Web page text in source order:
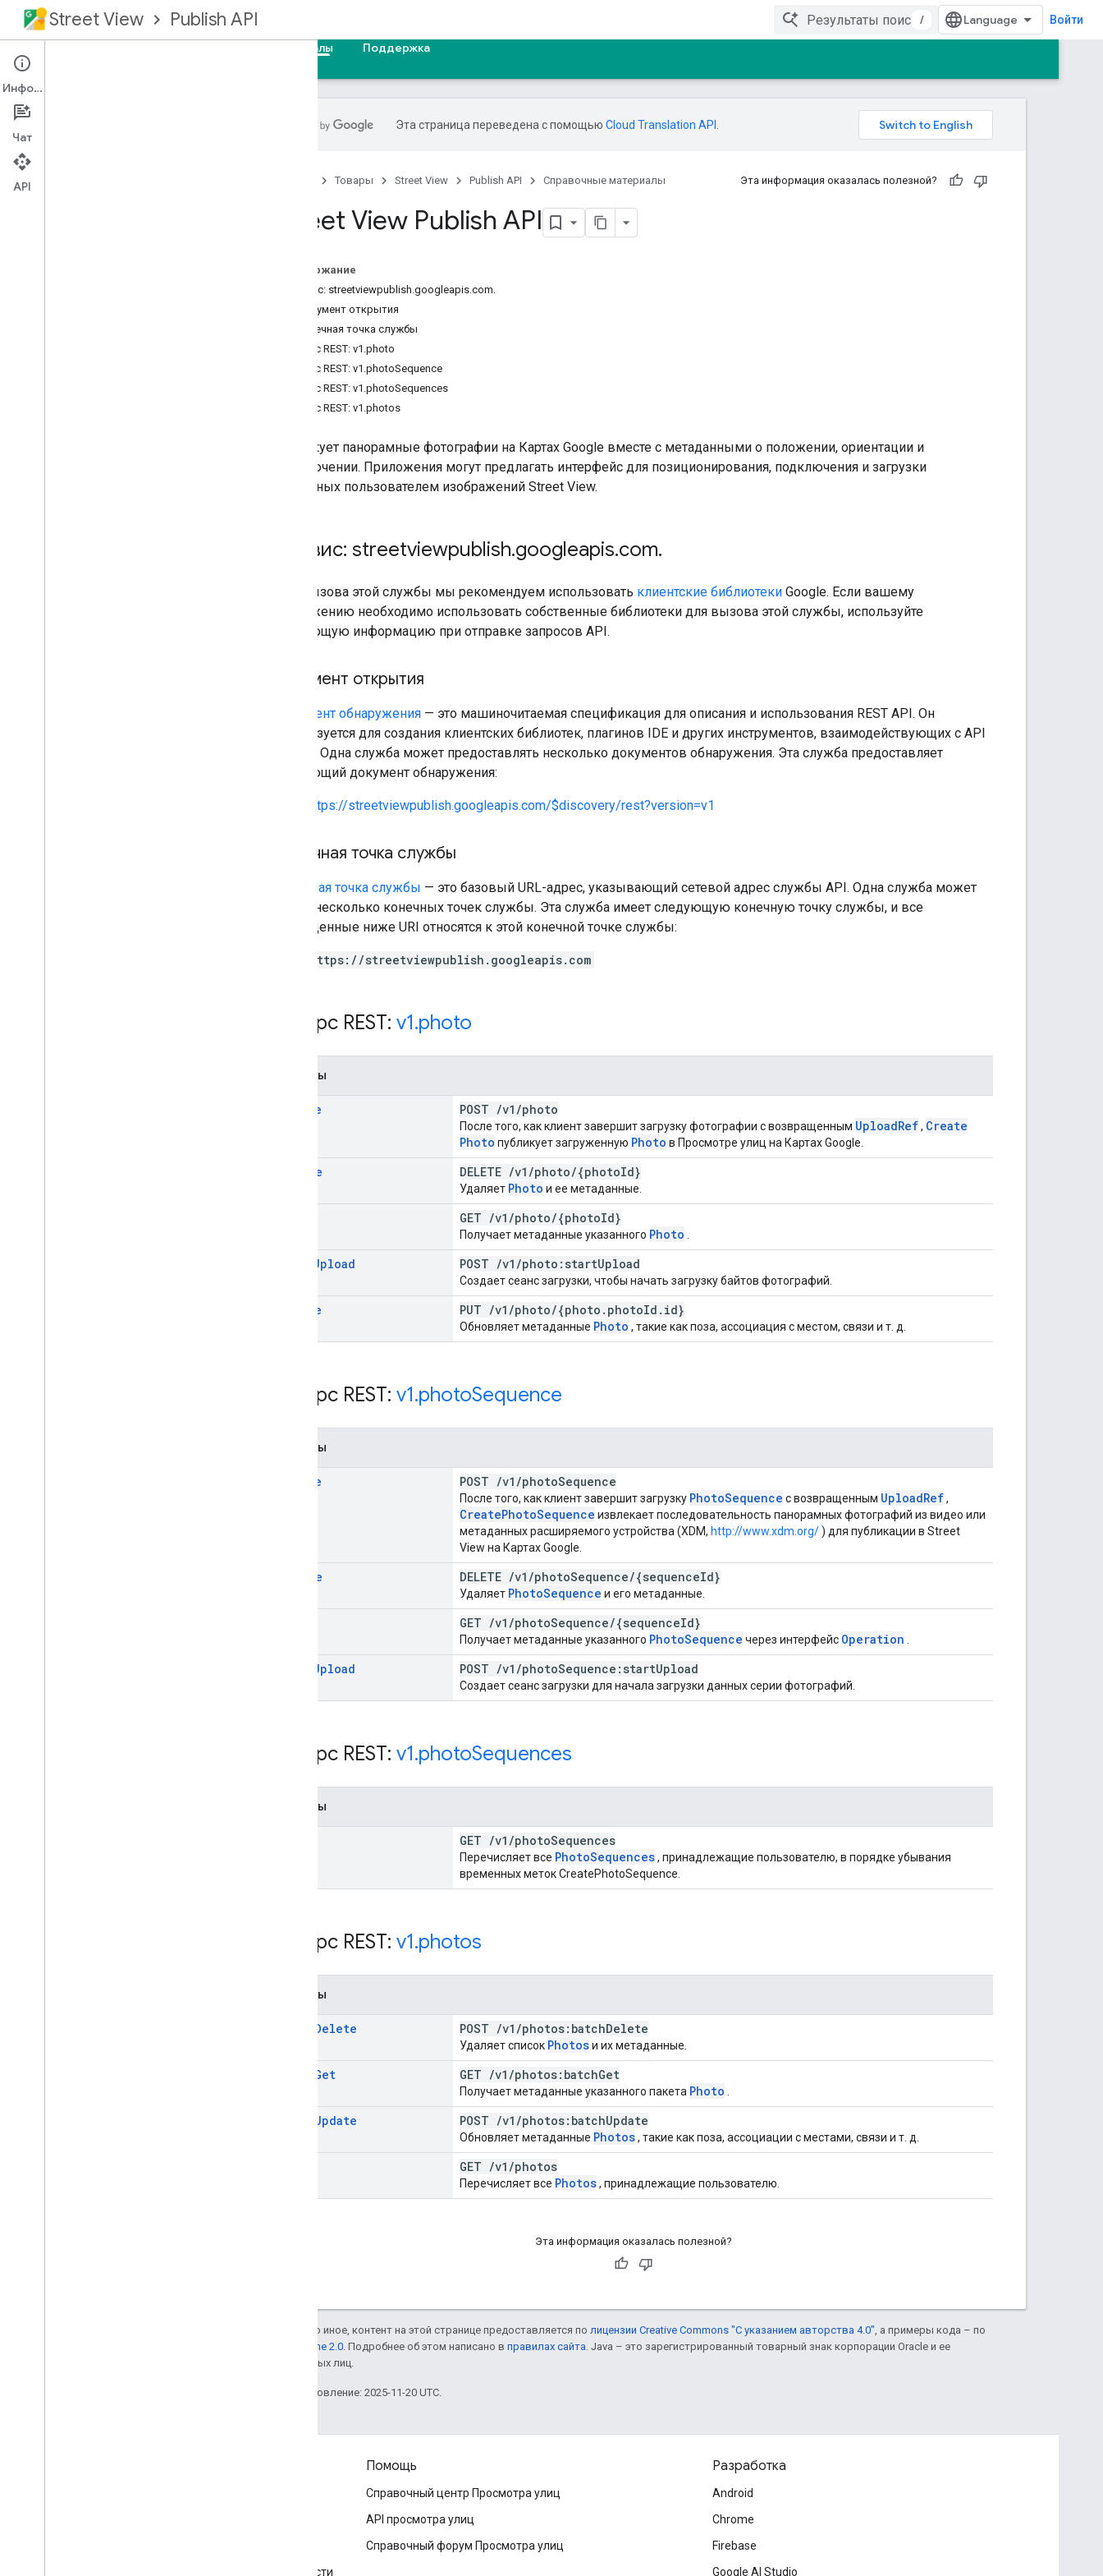
Street View Publish API / Войти
Справочные материалы Поддержка
Обзор
Требования
Эта страница переведена с помощью Cloud Translation API
Товары Street View Publish API Справочные материалы Эта информация оказалась полезной?
Street View Publish API
Содержание
Сервис: streetviewpublish.googleapis.com.
Документ открытия
Конечная точка службы
Ресурс REST: v1.photo
Ресурс REST: v1.photoSequence
Ресурс REST: v1.photoSequences
Ресурс REST: v1.photos
Публикует панорамные фотографии на Картах Google вместе с метаданными о положении, ориентации и
подключении. Приложения могут предлагать интерфейс для позиционирования, подключения и загрузки
созданных пользователем изображений Street View.
Сервис: streetviewpublish.googleapis.com.
Для вызова этой службы мы рекомендуем использовать клиентские библиотеки Google. Если вашему
приложению необходимо использовать собственные библиотеки для вызова этой службы, используйте
следующую информацию при отправке запросов API.
Документ открытия
Документ обнаружения — это машиночитаемая спецификация для описания и использования REST API. Он
используется для создания клиентских библиотек, плагинов IDE и других инструментов, взаимодействующих с API
Google. Одна служба может предоставлять несколько документов обнаружения. Эта служба предоставляет
следующий документ обнаружения:
https://streetviewpublish.googleapis.com/$discovery/rest?version=v1
Конечная точка службы
Конечная точка службы — это базовый URL-адрес, указывающий сетевой адрес службы API. Одна служба может
иметь несколько конечных точек службы. Эта служба имеет следующую конечную точку службы, и все
приведенные ниже URI относятся к этой конечной точке службы:
https://streetviewpublish.googleapis.com
Ресурс REST: v1.photo
Методы
create POST /v1 /photo
После того, как клиент завершит загрузку фотографии с возвращенным UploadRef, Create
Photo публикует загруженную Photo в Просмотре улиц на Картах Google.
delete DELETE /v1 /photo/{photoId}
Удаляет Photo и ее метаданные.
GET /v1 /photo/{photoId}
Получает метаданные указанного Photo
Upload POST /v1 /photo:startUpload
Создает сеанс загрузки, чтобы начать загрузку байтов фотографий.
update PUT /v1 /photo/{photo . photoId . id}
Обновляет метаданные Photo , такие как поза, ассоциация с местом, связи и т. д.
Ресурс REST: v1.photoSequence
Методы
create POST /v1 /photoSequence
После того, как клиент завершит загрузку PhotoSequence с возвращенным UploadRef,
CreatePhotoSequence извлекает последовательность панорамных фотографий из видео или
метаданных расширяемого устройства (XDM, http://www.xdm.org/) для публикации в Street
View на Картах Google.
delete DELETE /v1 /photoSequence/{sequenceId}
Удаляет PhotoSequence и его метаданные.
GET /v1 /photoSequence/{sequenceId}
Получает метаданные указанного PhotoSequence через интерфейс Operation
Upload POST /v1 /photoSequence:startUpload
Создает сеанс загрузки для начала загрузки данных серии фотографий.
Ресурс REST: v1.photoSequences
Методы
GET /v1 /photoSequences
Перечисляет все PhotoSequences, принадлежащие пользователю, в порядке убывания
временных меток CreatePhotoSequence.
Ресурс REST: v1.photos
Методы
Delete POST /v1 /photos:batchDelete
Удаляет список Photosи их метаданные.
Get GET /v1 /photos:batchGet
Получает метаданные указанного пакета Photo
Update POST /v1 /photos:batchUpdate
Обновляет метаданные Photos, такие как поза, ассоциации с местами, связи и т. д.
GET /v1 /photos
Перечисляет все Photos, принадлежащие пользователю.
Эта информация оказалась полезной?
Если не указано иное, контент на этой странице предоставляется по лицензии Creative Commons "С указанием авторства 4.0" , а примеры кода – по
лицензии Apache 2.0 . Подробнее об этом написано в правилах сайта . Java – это зарегистрированный товарный знак корпорации Oracle и ее
аффилированных лиц.
Последнее обновление: 2025-11-20 UTC.
Принятие изображений и политика конфиденциальности
Помощь
Справочный центр Просмотра улиц
API просмотра улиц
Справочный форум Просмотра улиц
Разработка
Android
Chrome
Firebase
Google AI Studio
Информация
Чат
API